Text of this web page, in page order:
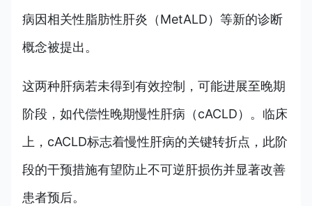
病因相关性脂肪性肝炎（MetALD）等新的诊断
概念被提出。
这两种肝病若未得到有效控制，可能进展至晚期
阶段，如代偿性晚期慢性肝病（cACLD）。临床
上，cACLD标志着慢性肝病的关键转折点，此阶
段的干预措施有望防止不可逆肝损伤并显著改善
患者预后。